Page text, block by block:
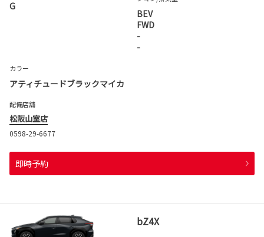
G
BEV
FWD
-
-
カラー
アティチュードブラックマイカ
配備店舗
松阪山室店
0598-29-6677
即時予約
bZ4X